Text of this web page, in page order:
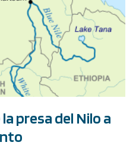
presa del Nilo a